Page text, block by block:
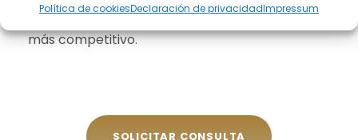
Política de cookiesDeclaración de privacidadImpressum
jurídicamente, ya que hace que un negocio sea
más competitivo.
SOLICITAR CONSULTA